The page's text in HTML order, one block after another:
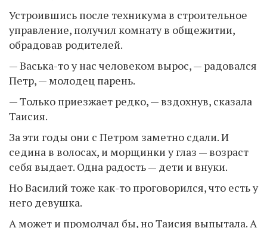
Устроившись после техникума в строительное
управление, получил комнату в общежитии,
обрадовав родителей.
— Васька-то у нас человеком вырос, — радовался
Петр, — молодец парень.
— Только приезжает редко, — вздохнув, сказала
Таисия.
За эти годы они с Петром заметно сдали. И
седина в волосах, и морщинки у глаз — возраст
себя выдает. Одна радость — дети и внуки.
Но Василий тоже как-то проговорился, что есть у
него девушка.
А может и промолчал бы, но Таисия выпытала. А